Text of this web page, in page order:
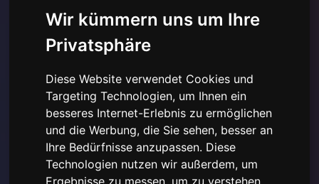
Wir kümmern uns um Ihre
Privatsphäre
Diese Website verwendet Cookies und
Targeting Technologien, um Ihnen ein
besseres Internet-Erlebnis zu ermöglichen
und die Werbung, die Sie sehen, besser an
Ihre Bedürfnisse anzupassen. Diese
Technologien nutzen wir außerdem, um
Ich habe die Datenschutzerklärung hier gelesen und
verstandenund stimme der Verwendung der
bereitgestellten personenbezogenen Daten zu.